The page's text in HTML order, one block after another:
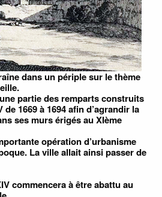
dans un périple sur le thème
partie des remparts construits
1669 à 1694 afin d’agrandir la
ses murs érigés au XIème
opération d’urbanisme
La ville allait ainsi passer de
commencera à être abattu au